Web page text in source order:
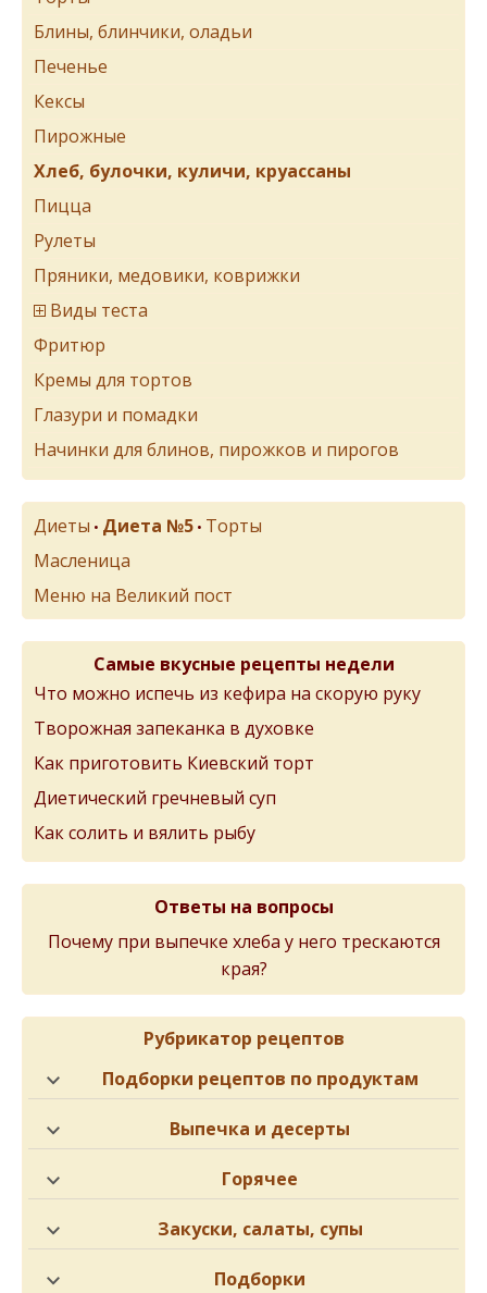
Блины, блинчики, оладьи
Печенье
Кексы
Пирожные
Хлеб, булочки, куличи, круассаны
Пицца
Рулеты
Пряники, медовики, коврижки
Виды теста
Фритюр
Кремы для тортов
Глазури и помадки
Начинки для блинов, пирожков и пирогов
Диеты • Диета №5 • Торты
Масленица
Меню на Великий пост
Самые вкусные рецепты недели
Что можно испечь из кефира на скорую руку
Творожная запеканка в духовке
Как приготовить Киевский торт
Диетический гречневый суп
Как солить и вялить рыбу
Ответы на вопросы
Почему при выпечке хлеба у него трескаются
края?
Рубрикатор рецептов
Подборки рецептов по продуктам
Выпечка и десерты
Горячее
Закуски, салаты, супы
Подборки